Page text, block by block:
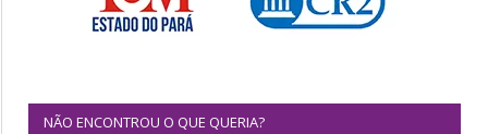
NÃO ENCONTROU O QUE QUERIA?